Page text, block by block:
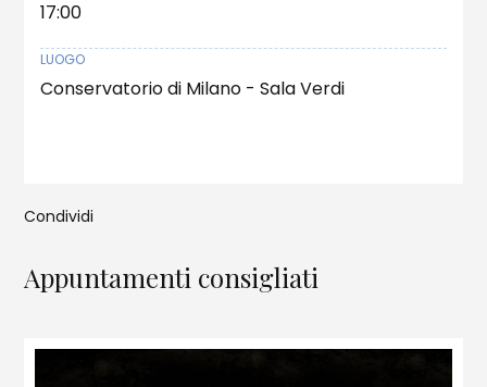
17:00
LUOGO
Conservatorio di Milano - Sala Verdi
Appuntamenti consigliati
Condividi